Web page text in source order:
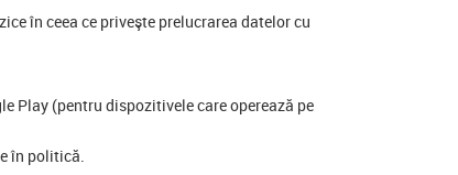
în ceea ce priveşte prelucrarea datelor cu
Play (pentru dispozitivele care operează pe
în politică.